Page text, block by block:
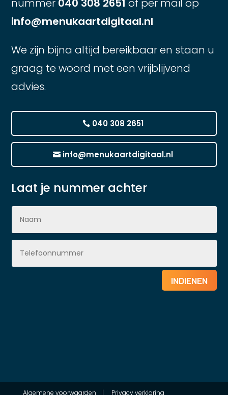
nummer 040 308 2651 of per mail op
info@menukaartdigitaal.nl
We zijn bijna altijd bereikbaar en staan u
graag te woord met een vrijblijvend
advies.
040 308 2651
info@menukaartdigitaal.nl
Laat je nummer achter
INDIENEN
Algemene voorwaarden | Privacy verklaring